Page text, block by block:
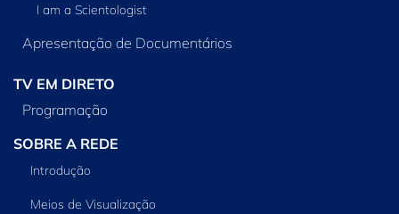
I am a Scientologist
Apresentação de Documentários
TV EM DIRETO
Programação
SOBRE A REDE
Introdução
Meios de Visualização